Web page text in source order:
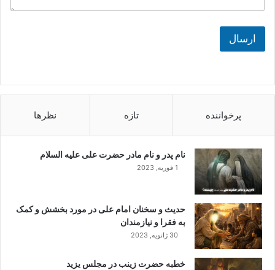
ارسال
پرخواننده تازه نظرها
نام پدر و نام مادر حضرت علی علیه السلام
1 فوریه, 2023
حدیث و سخنان امام علی در مورد بخشش و کمک
به فقرا و نیازمندان
30 ژانویه, 2023
خطبه حضرت زینب در مجلس یزید